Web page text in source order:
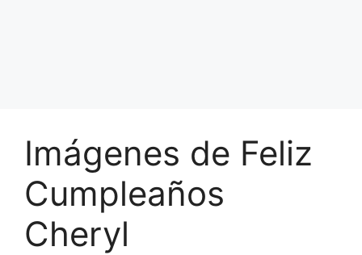
Imágenes de Feliz
Cumpleaños
Cheryl